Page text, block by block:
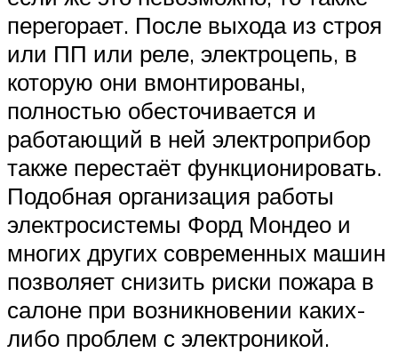
перегорает. После выхода из строя
или ПП или реле, электроцепь, в
которую они вмонтированы,
полностью обесточивается и
работающий в ней электроприбор
также перестаёт функционировать.
Подобная организация работы
электросистемы Форд Мондео и
многих других современных машин
позволяет снизить риски пожара в
салоне при возникновении каких-
либо проблем с электроникой.